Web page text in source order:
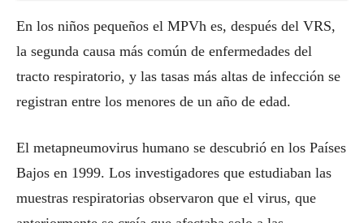
En los niños pequeños el MPVh es, después del VRS,
la segunda causa más común de enfermedades del
tracto respiratorio, y las tasas más altas de infección se
registran entre los menores de un año de edad.
El metapneumovirus humano se descubrió en los Países
Bajos en 1999. Los investigadores que estudiaban las
muestras respiratorias observaron que el virus, que